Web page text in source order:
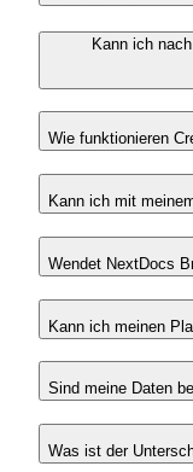
Kann ich
Wie funktionieren
Kann ich mit
Wendet NextDocs
Kann ich meinen
Sind meine Daten
Was ist der